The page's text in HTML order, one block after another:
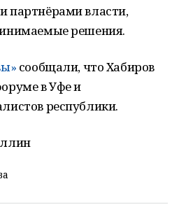
партнёрами власти,
решения.
сообщали, что Хабиров
в Уфе и
республики.